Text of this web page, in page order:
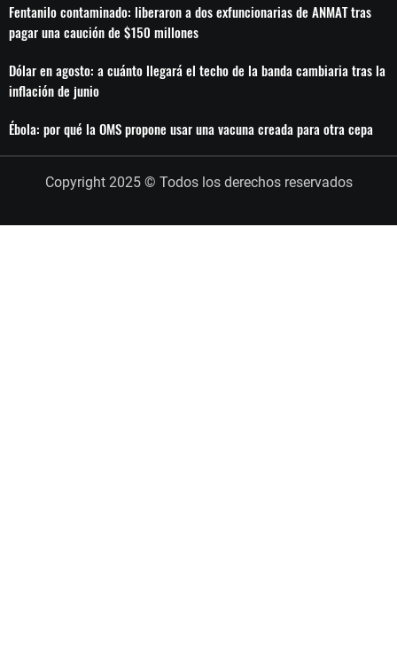
Fentanilo contaminado: liberaron a dos exfuncionarias de ANMAT tras
pagar una caución de $150 millones
Dólar en agosto: a cuánto llegará el techo de la banda cambiaria tras la
inflación de junio
Ébola: por qué la OMS propone usar una vacuna creada para otra cepa
Copyright 2025 © Todos los derechos reservados